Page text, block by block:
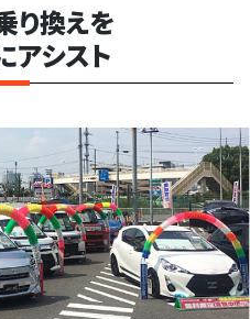
り換えを
アシスト